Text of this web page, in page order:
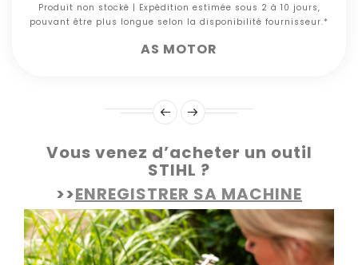
Produit non stocké | Expédition estimée sous 2 à 10 jours,
pouvant être plus longue selon la disponibilité fournisseur.*
AS MOTOR
Vous venez d’acheter un outil
STIHL ?
>>ENREGISTRER SA MACHINE